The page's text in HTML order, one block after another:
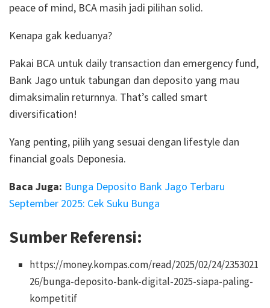
peace of mind, BCA masih jadi pilihan solid.
Kenapa gak keduanya?
Pakai BCA untuk daily transaction dan emergency fund,
Bank Jago untuk tabungan dan deposito yang mau
dimaksimalin returnnya. That’s called smart
diversification!
Yang penting, pilih yang sesuai dengan lifestyle dan
financial goals Deponesia.
Baca Juga: Bunga Deposito Bank Jago Terbaru
September 2025: Cek Suku Bunga
Sumber Referensi:
https://money.kompas.com/read/2025/02/24/2353021
26/bunga-deposito-bank-digital-2025-siapa-paling-
kompetitif